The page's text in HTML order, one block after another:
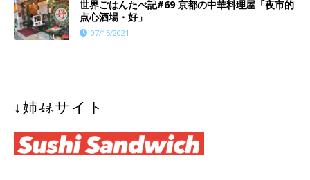
世界ごはんたべ記#69 京都の中華料理屋「夜市的
点心酒場・好」
07/15/2021
↓姉妹サイト